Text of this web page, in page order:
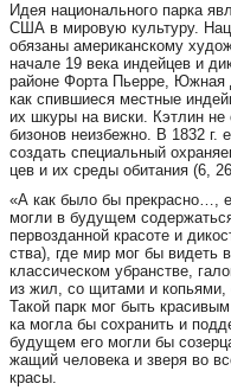
Идея на­ци­о­наль­но­го пар­ка
США в ми­ро­вую куль­ту­ру.
обя­за­ны аме­ри­ка­нс­ко­му
на­ча­ле 19 ве­ка ин­дей­цев и
райо­не Фор­та Пь­ер­ре, Юж­ная
как спив­ши­е­ся мест­ные
их шку­ры на вис­ки. Кэт­лин
би­зо­нов не­из­беж­но. В 1832 г.
соз­дать спе­ци­аль­ный
цев и их сре­ды оби­та­ния (6,
«А как бы­ло бы прек­рас­но…,
мог­ли в бу­ду­щем
пер­воз­дан­ной кра­со­те и
ства), где мир мог бы ви­деть
клас­си­чес­ком уб­ра­н­стве,
из жил, со щи­та­ми и
Та­кой парк мог быть
ка мог­ла бы сох­ра­нить и
бу­ду­щем его мог­ли бы
жа­щий че­ло­ве­ка и зве­ря во
кра­сы.